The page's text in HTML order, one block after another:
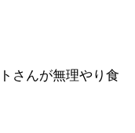
さんが無理やり食